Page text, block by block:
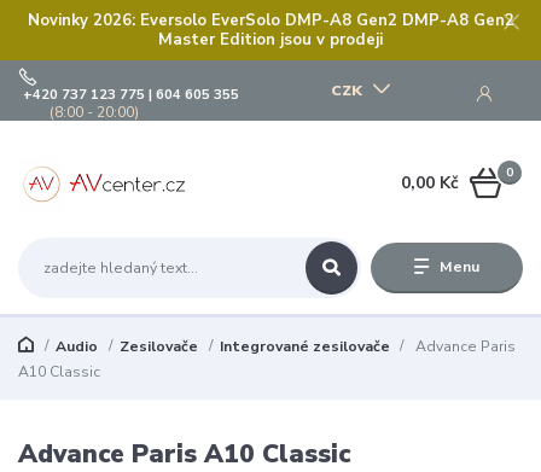
Novinky 2026: Eversolo EverSolo DMP-A8 Gen2 DMP-A8 Gen2
Master Edition jsou v prodeji
Menu
CZK
+420 737 123 775 | 604 605 355
(8:00 - 20:00)
0
0,00 Kč
Audio Zesilovače Integrované zesilovače
Advance Paris
A10 Classic
Advance Paris A10 Classic